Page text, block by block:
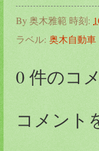
By奥木雅範 時刻:
ラベル: 奥木自動車
0 件のコ
コメント